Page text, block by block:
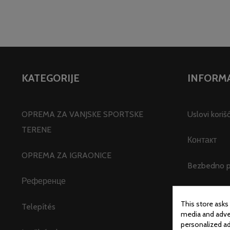
KATEGORIJE
OPREMA ZA VANJSKE SPORTSKE
TERENE
OPREMA ZA IGRAONICE
Референце
Telepítés
Uslovi
Контакт
Bezbedno
Árajánlat
This store
media and
personalized